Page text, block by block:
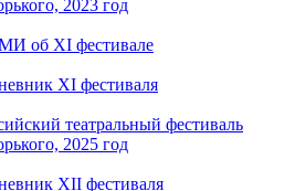
2023 год
об XI фестивале
XI фестиваля
театральный фестиваль
2025 год
XII фестиваля